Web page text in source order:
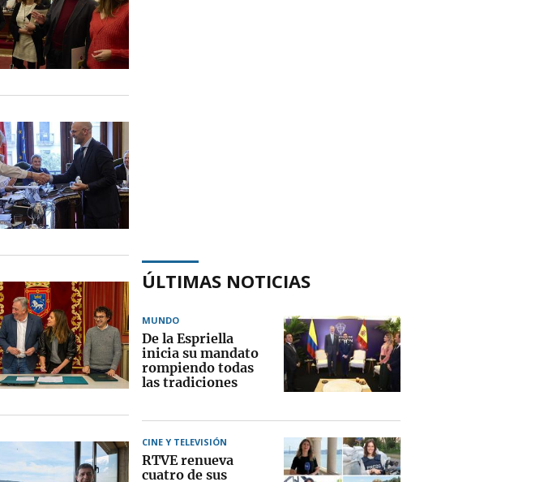
ÚLTIMAS NOTICIAS
MUNDO
De la Espriella
inicia su mandato
rompiendo todas
las tradiciones
CINE Y TELEVISIÓN
RTVE renueva
cuatro de sus